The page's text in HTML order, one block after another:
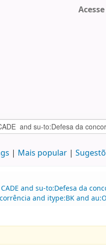
Mais popular
and su-to:Defesa da
and itype:BK and